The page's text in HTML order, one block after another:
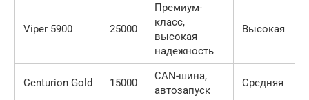
Viper 5900 25000
Премиум-
класс,
высокая
надежность
Высокая
Centurion Gold 15000
CAN-шина,
автозапуск
Средняя